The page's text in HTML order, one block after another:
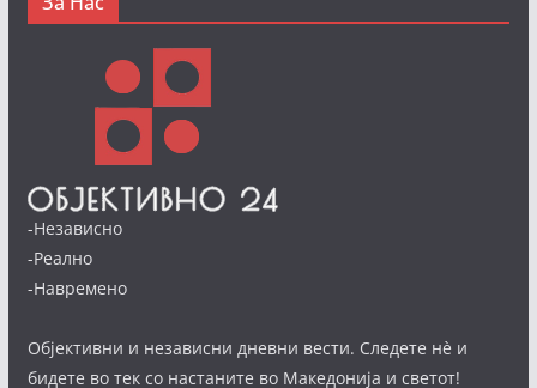
-Независно
-Реално
-Навремено
Објективни и независни дневни вести. Следете нè и
бидете во тек со настаните во Македонија и светот!